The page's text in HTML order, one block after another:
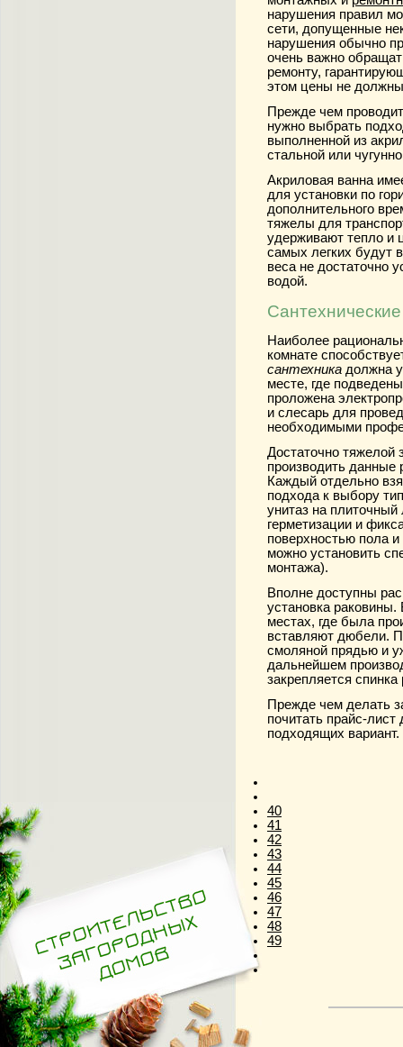
нарушения правил
сети, допущенные
нарушения обычно
очень важно
ремонту,
этом цены не
Прежде чем
нужно выбрать
выполненной из
стальной или
Акриловая ванна
для установки по
дополнительного
тяжелы для
удерживают тепло и
самых легких будут
веса не достаточно
водой.
Наиболее
комнате
сантехника должна
месте, где
проложена
и слесарь для
необходимыми
Достаточно тяжелой
производить
Каждый отдельно
подхода к выбору
унитаз на
герметизации и
поверхностью пола
можно установить
монтажа).
Вполне доступны
установка раковины.
местах, где была
вставляют дюбели.
смоляной прядью и
дальнейшем
закрепляется
Прежде чем делать
почитать прайс-
подходящих вариант.
40
41
42
43
44
45
46
47
48
49